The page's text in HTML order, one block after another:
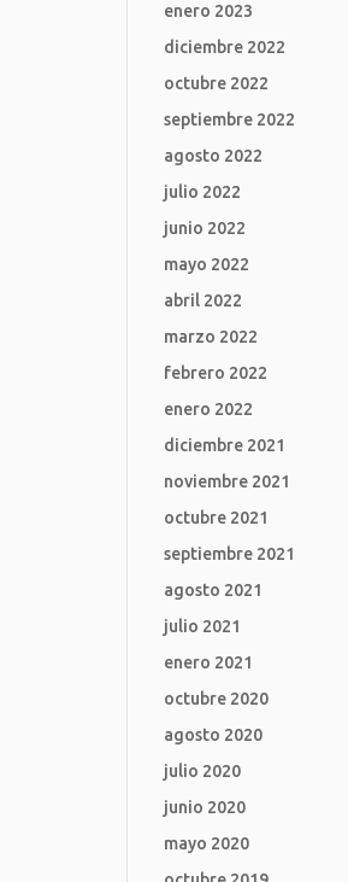
enero 2023
diciembre 2022
octubre 2022
septiembre 2022
agosto 2022
julio 2022
junio 2022
mayo 2022
abril 2022
marzo 2022
febrero 2022
enero 2022
diciembre 2021
noviembre 2021
octubre 2021
septiembre 2021
agosto 2021
julio 2021
enero 2021
octubre 2020
agosto 2020
julio 2020
junio 2020
mayo 2020